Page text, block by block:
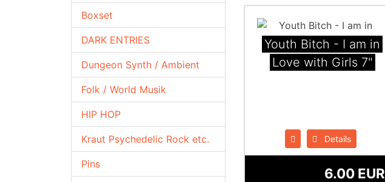
Boxset
DARK ENTRIES
Dungeon Synth / Ambient
Folk / World Musik
HIP HOP
Kraut Psychedelic Rock etc.
Pins
Youth Bitch - I am in
Love with Girls 7"
Details
6.00 EUR